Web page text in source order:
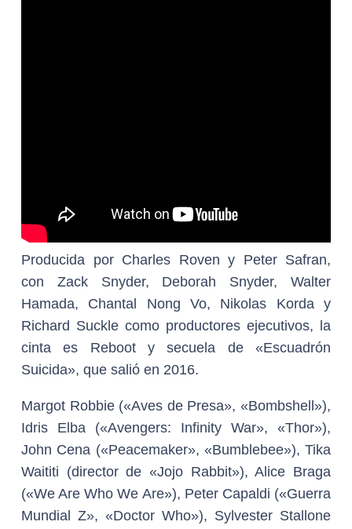
Producida por Charles Roven y Peter Safran,
con Zack Snyder, Deborah Snyder, Walter
Hamada, Chantal Nong Vo, Nikolas Korda y
Richard Suckle como productores ejecutivos, la
cinta es Reboot y secuela de «Escuadrón
Suicida», que salió en 2016.
Margot Robbie («Aves de Presa», «Bombshell»),
Idris Elba («Avengers: Infinity War», «Thor»),
John Cena («Peacemaker», «Bumblebee»), Tika
Waititi (director de «Jojo Rabbit»), Alice Braga
(«We Are Who We Are»), Peter Capaldi («Guerra
Mundial Z», «Doctor Who»), Sylvester Stallone